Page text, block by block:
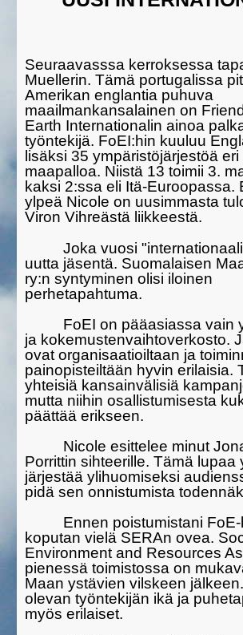
Seuraavasssa kerroksessa
Muellerin. Tämä portuga­lissa
Amerikan englantia puhuva
maailmankansalainen on
Earth Internationalin ainoa
työntekijä. FoEI:­hin kuuluu
lisäksi 35 ympäristöjärjestöä
maapalloa. Niistä 13 toimii 3.
kaksi 2:ssa eli Itä-Euroo­passa.
ylpeä Nicole on uusimmasta
Viron Vih­reästä liikkeestä.
Joka vuosi
uutta jäsentä. Suomalaisen
ry:n syntyminen olisi iloinen
perhetapahtuma.
FoEI on pääasiassa vain
ja koke­mustenvaihtover­kos­to.
ovat organisaatioiltaan ja
painopisteil­tään hyvin erilaisia.
yhteisiä kan­sain­vä­lisiä
mutta niihin osallistumisesta
päättää erikseen.
Nicole esittelee minut
Porrittin sihteerille. Tämä lupaa
järjestää ylihuomiseksi
pidä sen onnistumista
Ennen poistumistani
koputan vielä SERAn ovea.
Environment and Resources
pienessä toimistossa on
Maan ystävien vilskeen
olevan työntekijän ikä ja
myös erilaiset.